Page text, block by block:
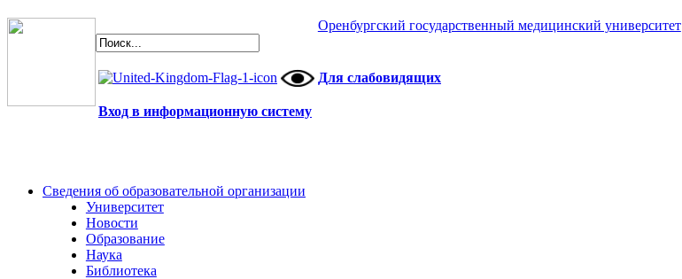
Оренбургский государственный медицинский университет
Для слабовидящих
Вход в информационную систему
Сведения об образовательной организации
Университет
Новости
Образование
Наука
Библиотека